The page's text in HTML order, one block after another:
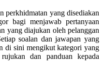
perkhidmatan yang disediakan
bagi menjawab pertanyaan
yang diajukan oleh pelanggan
soalan dan jawapan yang
di sini mengikut kategori yang
dan panduan kepada